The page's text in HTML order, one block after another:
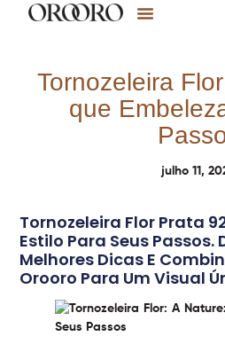
Tornozeleira
que
julho 11,
Tornozeleira Flor Prata
Estilo Para Seus Passos.
Melhores Dicas E
Orooro Para Um Visual